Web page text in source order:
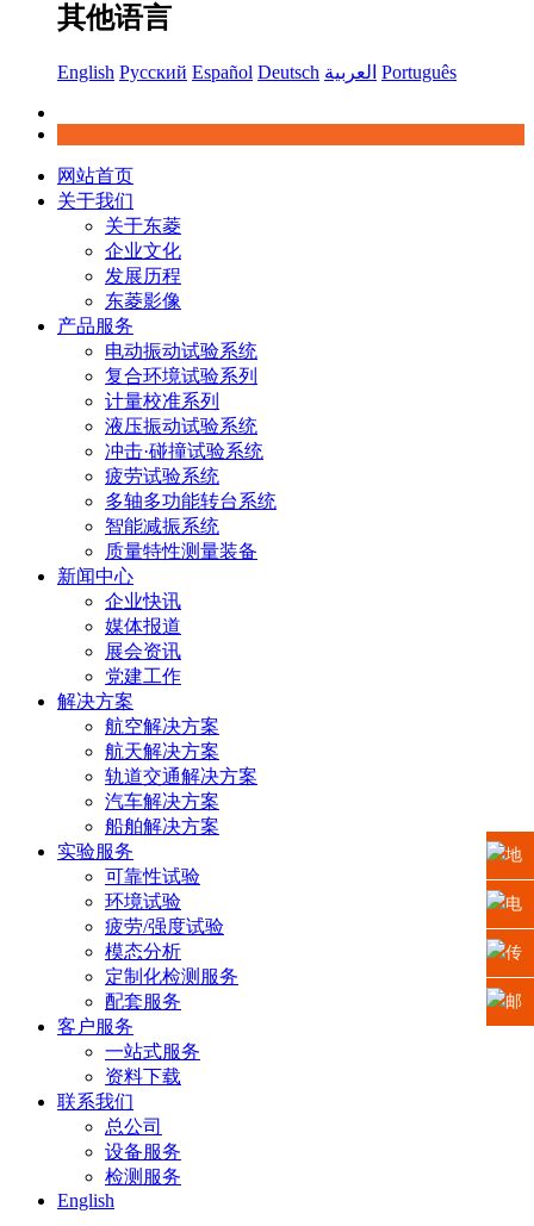
其他语言
English Русский Español Deutsch العربية Português
网站首页
关于我们
关于东菱
企业文化
发展历程
东菱影像
产品服务
电动振动试验系统
复合环境试验系列
计量校准系列
液压振动试验系统
冲击·碰撞试验系统
疲劳试验系统
多轴多功能转台系统
智能减振系统
质量特性测量装备
新闻中心
企业快讯
媒体报道
展会资讯
党建工作
解决方案
航空解决方案
航天解决方案
轨道交通解决方案
汽车解决方案
船舶解决方案
实验服务
可靠性试验
环境试验
疲劳/强度试验
模态分析
定制化检测服务
配套服务
客户服务
一站式服务
资料下载
联系我们
总公司
设备服务
检测服务
English
地
址：
江苏
省苏
电
话：
0512-
传
真：
邮